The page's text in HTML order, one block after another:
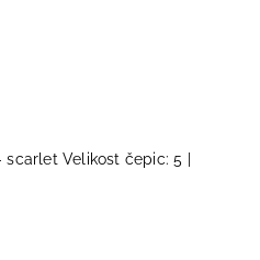
Velikost čepic: 5 |